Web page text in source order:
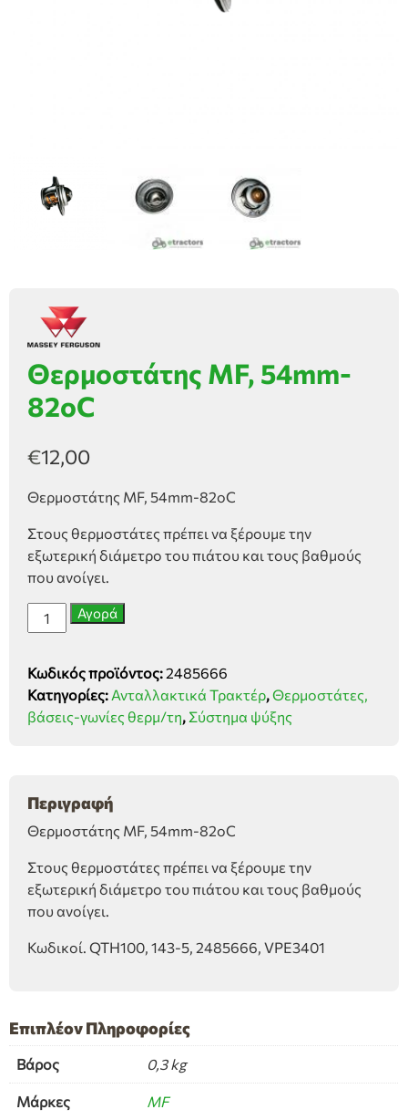
Θερμοστάτης MF, 54mm-
82oC
€12,00
Θερμοστάτης MF, 54mm-82oC
Στους θερμοστάτες πρέπει να ξέρουμε την
εξωτερική διάμετρο του πιάτου και τους βαθμούς
που ανοίγει.
Θερμοστάτης
MF,
82oC
ποσότητα
Αγορά
Κωδικός προϊόντος:2485666
Κατηγορίες: Ανταλλακτικά Τρακτέρ,Θερμοστάτες,
βάσεις-γωνίες θερμ/τη, Σύστημα ψύξης
Περιγραφή
Θερμοστάτης MF, 54mm-82oC
Στους θερμοστάτες πρέπει να ξέρουμε την
εξωτερική διάμετρο του πιάτου και τους βαθμούς
που ανοίγει.
Κωδικοί. QTH100, 143-5, 2485666, VPE3401
Επιπλέον Πληροφορίες
Βάρος 0,3 kg
Μάρκες MF